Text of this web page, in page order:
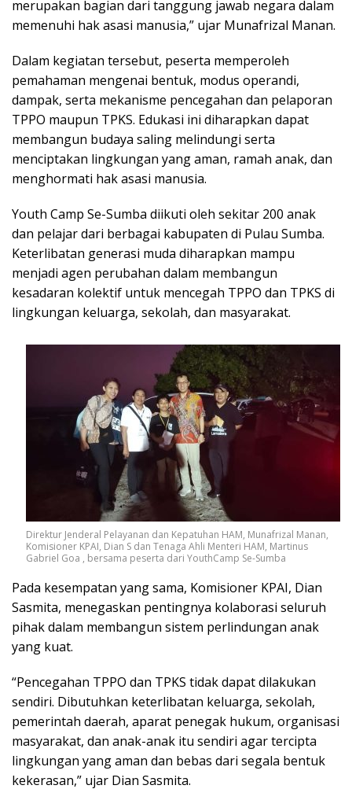
merupakan bagian dari tanggung jawab negara dalam
memenuhi hak asasi manusia,” ujar Munafrizal Manan.
Dalam kegiatan tersebut, peserta memperoleh
pemahaman mengenai bentuk, modus operandi,
dampak, serta mekanisme pencegahan dan pelaporan
TPPO maupun TPKS. Edukasi ini diharapkan dapat
membangun budaya saling melindungi serta
menciptakan lingkungan yang aman, ramah anak, dan
menghormati hak asasi manusia.
Youth Camp Se-Sumba diikuti oleh sekitar 200 anak
dan pelajar dari berbagai kabupaten di Pulau Sumba.
Keterlibatan generasi muda diharapkan mampu
menjadi agen perubahan dalam membangun
kesadaran kolektif untuk mencegah TPPO dan TPKS di
lingkungan keluarga, sekolah, dan masyarakat.
Direktur Jenderal Pelayanan dan Kepatuhan HAM, Munafrizal Manan,
Komisioner KPAI, Dian S dan Tenaga Ahli Menteri HAM, Martinus
Gabriel Goa , bersama peserta dari YouthCamp Se-Sumba
Pada kesempatan yang sama, Komisioner KPAI, Dian
Sasmita, menegaskan pentingnya kolaborasi seluruh
pihak dalam membangun sistem perlindungan anak
yang kuat.
“Pencegahan TPPO dan TPKS tidak dapat dilakukan
sendiri. Dibutuhkan keterlibatan keluarga, sekolah,
pemerintah daerah, aparat penegak hukum, organisasi
masyarakat, dan anak-anak itu sendiri agar tercipta
lingkungan yang aman dan bebas dari segala bentuk
kekerasan,” ujar Dian Sasmita.